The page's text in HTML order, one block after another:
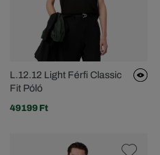
L.12.12 Light Férfi Classic
Fit Póló
49199 Ft